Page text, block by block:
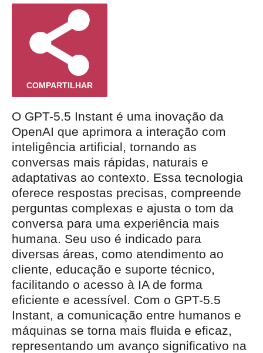
COMPARTILHAR
O GPT-5.5 Instant é uma inovação da
OpenAI que aprimora a interação com
inteligência artificial, tornando as
conversas mais rápidas, naturais e
adaptativas ao contexto. Essa tecnologia
oferece respostas precisas, compreende
perguntas complexas e ajusta o tom da
conversa para uma experiência mais
humana. Seu uso é indicado para
diversas áreas, como atendimento ao
cliente, educação e suporte técnico,
facilitando o acesso à IA de forma
eficiente e acessível. Com o GPT-5.5
Instant, a comunicação entre humanos e
máquinas se torna mais fluida e eficaz,
representando um avanço significativo na